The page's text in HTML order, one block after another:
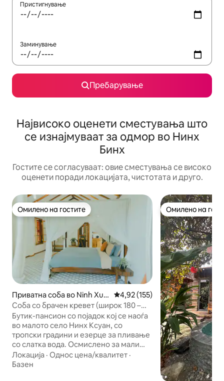
Пристигнување
Заминување
Пребарување
Највисоко оценети сместувања што
се изнајмуваат за одмор во Нинх
Бинх
Гостите се согласуваат: овие сместувања се високо
оценети поради локацијата, чистотата и друго.
Омилено на гостите
Омилено на гостите
Приватна соба во Ninh Xuâ
n
Просечна оцена: 4,92 од 5,
4,92 (155)
Соба со брачен кревет (широк 180 –
200 см) и балкон – The Wooden Gate
B&B
Бутик-пансион со појадок кој се наоѓа
во малото село Нинх Ксуан, со
тропски градини и езерце за пливање
со слатка вода. Осмислено за мали
групи и семејства на совршена
локација за истражување на видливата
Локација · Однос цена/квалитет ·
Базен
Омилено на
Омилено на